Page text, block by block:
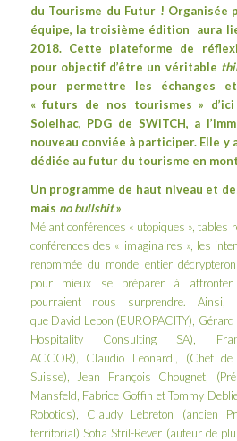
du Tourisme du Futur ! Organisée
équipe, la troisième édition aura
2018. Cette plateforme de
pour objectif d’être un véritable
pour permettre les échanges
« futurs de nos tourismes »
Solelhac, PDG de SWiTCH, a
nouveau conviée à participer. Elle y
dédiée au futur du tourisme en
Un programme de haut niveau et
mais no bullshit»
Mélant conférences « utopiques », tables
conférences des « imaginaires », les
renommée du monde entier
pour mieux se préparer à
pourraient nous surprendre. Ainsi,
que David Lebon (EUROPACITY),
Hospitality Consulting SA),
ACCOR), Claudio Leonardi, (Chef de
Suisse), Jean François Chougnet,
Mansfeld, Fabrice Goffin et Tommy
Robotics), Claudy Lebreton (ancien
territorial) Sofia Stril-Rever (auteur de